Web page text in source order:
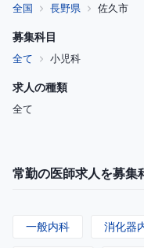
全国 長野県 佐久市
募集科目
全て 小児科
求人の種類
全て
常勤の医師求人を募集
一般内科 消化器